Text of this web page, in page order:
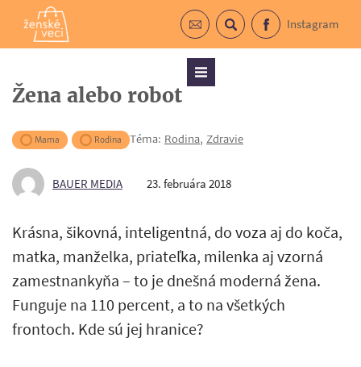
Prihlásiť sa do newslettra
Vyhľadávanie
Facebook
Instagram
Žena alebo robot
Mama Rodina Téma: Rodina, Zdravie
BAUER MEDIA 23. februára 2018
Krásna, šikovná, inteligentná, do voza aj do koča,
matka, manželka, priateľka, milenka aj vzorná
zamestnankyňa – to je dnešná moderná žena.
Funguje na 110 percent, a to na všetkých
frontoch. Kde sú jej hranice?